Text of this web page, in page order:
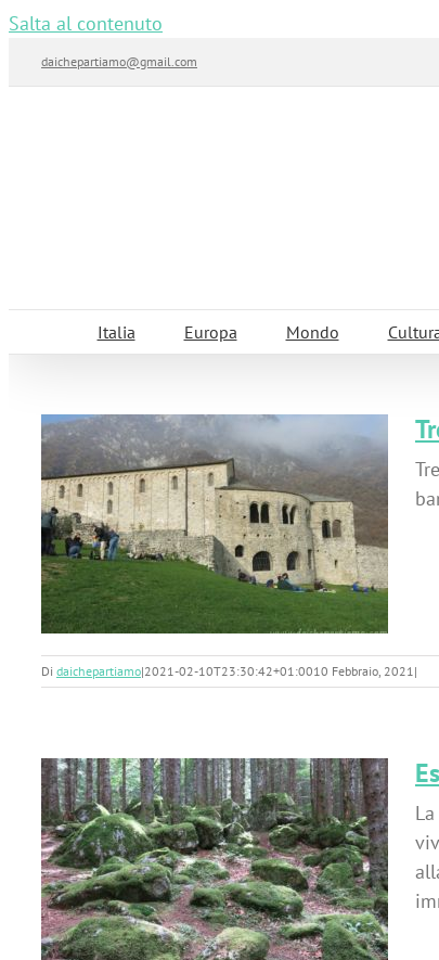
Salta al contenuto
daichepartiamo@gmail.com
Italia Europa Mondo
Di daichepartiamo|2021-02-10T23:30:42+01:0010 Febbraio, 2021|